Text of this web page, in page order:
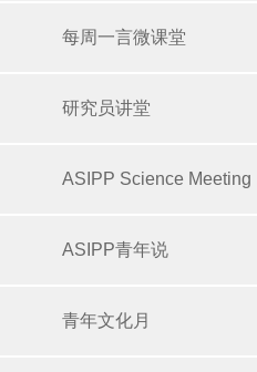
每周一言微课堂
研究员讲堂
ASIPP Science Meeting
ASIPP青年说
青年文化月